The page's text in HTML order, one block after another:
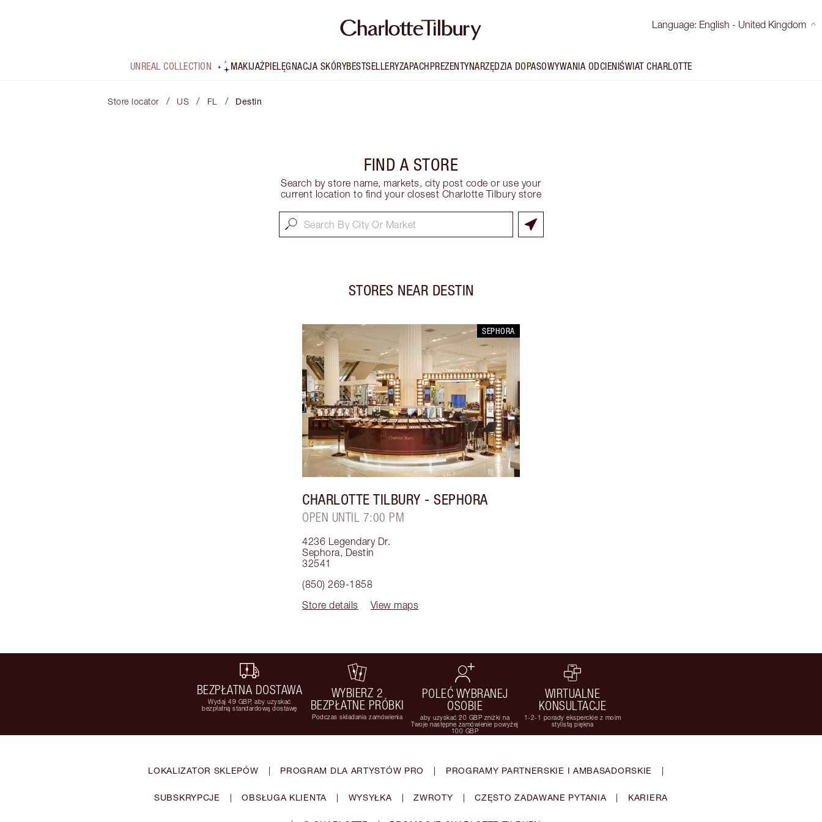
Language: English - United Kingdom
UNREAL COLLECTION MAKIJAŻPIELĘGNACJA SKÓRYBESTSELLERYZAPACHPREZENTYNARZĘDZIA DOPASOWYWANIA ODCIENIŚWIAT CHARLOTTE
Store locator / US / FL / Destin
FIND A STORE
Search by store name, markets, city post code or use your
current location to find your closest Charlotte Tilbury store
STORES NEAR DESTIN
SEPHORA
CHARLOTTE TILBURY - SEPHORA
OPEN UNTIL 7:00 PM
4236 Legendary Dr.
Sephora, Destin
32541
(850) 269-1858
Store details
View maps
BEZPŁATNA DOSTAWA
Wydaj 49 GBP, aby uzyskać
bezpłatną standardową dostawę
WYBIERZ 2
BEZPŁATNE PRÓBKI
Podczas składania zamówienia
POLEĆ WYBRANEJ
OSOBIE
aby uzyskać 20 GBP zniżki na
Twoje następne zamówienie powyżej
100 GBP
WIRTUALNE
KONSULTACJE
1-2-1 porady eksperckie z moim
stylistą piękna
LOKALIZATOR SKLEPÓW | PROGRAM DLA ARTYSTÓW PRO | PROGRAMY PARTNERSKIE I AMBASADORSKIE |
SUBSKRYPCJE | OBSŁUGA KLIENTA | WYSYŁKA | ZWROTY | CZĘSTO ZADAWANE PYTANIA | KARIERA